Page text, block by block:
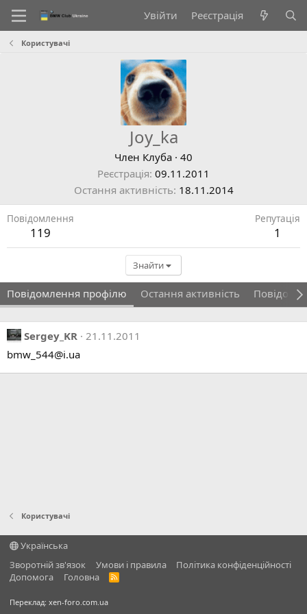
Увійти Реєстрація
Користувачі
Joy_ka
Член Клуба · 40
Реєстрація 09.11.2011
Остання активність 18.11.2014
Повідомлення
119
Репутація
1
Знайти
Повідомлення профілю Остання активність
Sergey_KR 21.11.2011
bmw_544@i.ua
Користувачі
Українська
Зворотній зв'язок
Умови і правила
Політика конфіденційності
Дoпoмoга
Головна
R
Переклад: xen-foro.com.ua